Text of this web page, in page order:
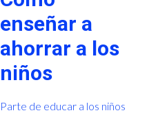
enseñar a
ahorrar a los
niños
Parte de educar a los niños